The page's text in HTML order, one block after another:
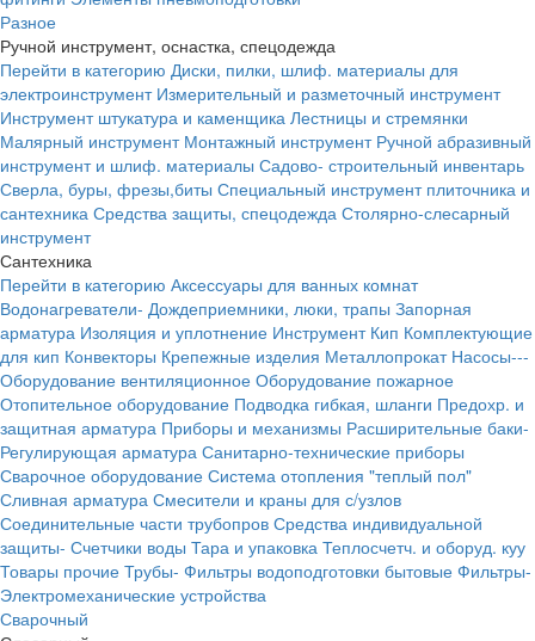
Разное
Ручной инструмент, оснастка, спецодежда
Перейти в категорию Диски, пилки, шлиф. материалы для
электроинструмент Измерительный и разметочный инструмент
Инструмент штукатура и каменщика Лестницы и стремянки
Малярный инструмент Монтажный инструмент Ручной абразивный
инструмент и шлиф. материалы Садово- строительный инвентарь
Сверла, буры, фрезы,биты Специальный инструмент плиточника и
сантехника Средства защиты, спецодежда Столярно-слесарный
инструмент
Сантехника
Перейти в категорию Аксессуары для ванных комнат
Водонагреватели- Дождеприемники, люки, трапы Запорная
арматура Изоляция и уплотнение Инструмент Кип Комплектующие
для кип Конвекторы Крепежные изделия Металлопрокат Насосы---
Оборудование вентиляционное Оборудование пожарное
Отопительное оборудование Подводка гибкая, шланги Предохр. и
защитная арматура Приборы и механизмы Расширительные баки-
Регулирующая арматура Санитарно-технические приборы
Сварочное оборудование Система отопления "теплый пол"
Сливная арматура Смесители и краны для с/узлов
Соединительные части трубопров Средства индивидуальной
защиты- Счетчики воды Тара и упаковка Теплосчетч. и оборуд. куу
Товары прочие Трубы- Фильтры водоподготовки бытовые Фильтры-
Электромеханические устройства
Сварочный